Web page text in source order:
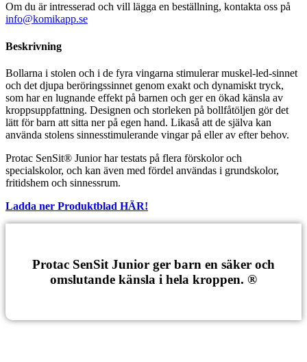
Om du är intresserad och vill lägga en beställning, kontakta oss på
info@komikapp.se
Beskrivning
Bollarna i stolen och i de fyra vingarna stimulerar muskel-led-sinnet
och det djupa beröringssinnet genom exakt och dynamiskt tryck,
som har en lugnande effekt på barnen och ger en ökad känsla av
kroppsuppfattning. Designen och storleken på bollfåtöljen gör det
lätt för barn att sitta ner på egen hand. Likaså att de själva kan
använda stolens sinnesstimulerande vingar på eller av efter behov.
Protac SenSit® Junior har testats på flera förskolor och
specialskolor, och kan även med fördel användas i grundskolor,
fritidshem och sinnessrum.
Ladda ner Produktblad HÄR!
Protac SenSit Junior ger barn en säker och
omslutande känsla i hela kroppen. ®